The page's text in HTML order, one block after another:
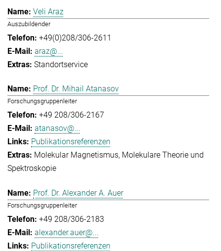
Veli Araz
Auszubildender
+49(0)208/306-2611
araz@...
Standortservice
Prof. Dr. Mihail Atanasov
Forschungsgruppenleiter
+49 208/306-2167
atanasov@...
Publikationsreferenzen
Molekular Magnetismus Molekulare Theorie und
Spektroskopie
Prof. Dr. Alexander A. Auer
Forschungsgruppenleiter
+49 208/306-2183
alexander.auer@...
Publikationsreferenzen